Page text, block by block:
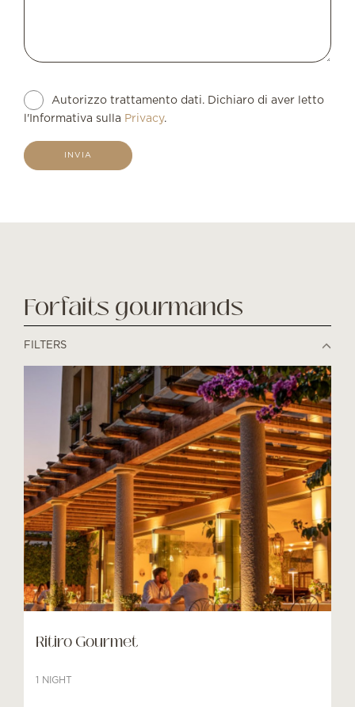
Autorizzo trattamento dati. Dichiaro di aver letto
l'Informativa sulla Privacy.
INVIA
Forfaits gourmands
FILTERS
Ritiro Gourmet
1 NIGHT